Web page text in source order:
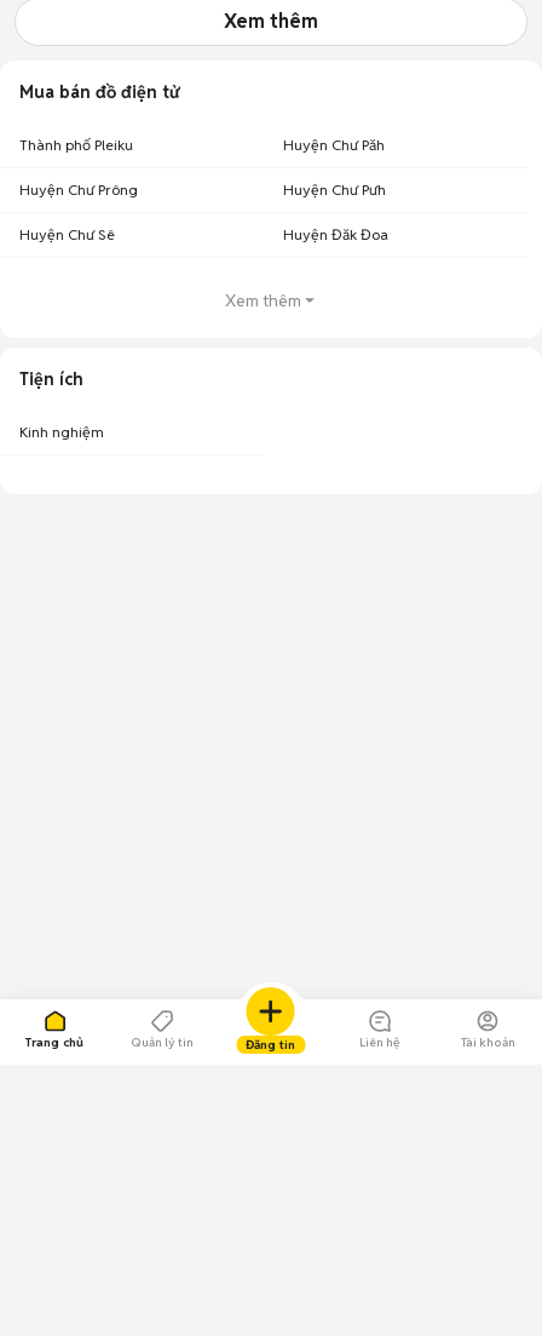
Trang chủ Quản lý tin Đăng tin Liên hệ Tài khoản
Xem thêm
Mua bán đồ điện tử
Thành phố Pleiku Huyện Chư Păh
Huyện Chư Prông Huyện Chư Pưh
Huyện Chư Sê Huyện Đăk Đoa
Xem thêm
Tiện ích
Kinh nghiệm